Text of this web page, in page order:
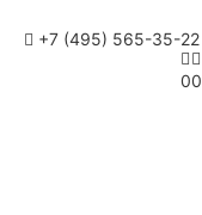
+7 (495) 565-35-22
00